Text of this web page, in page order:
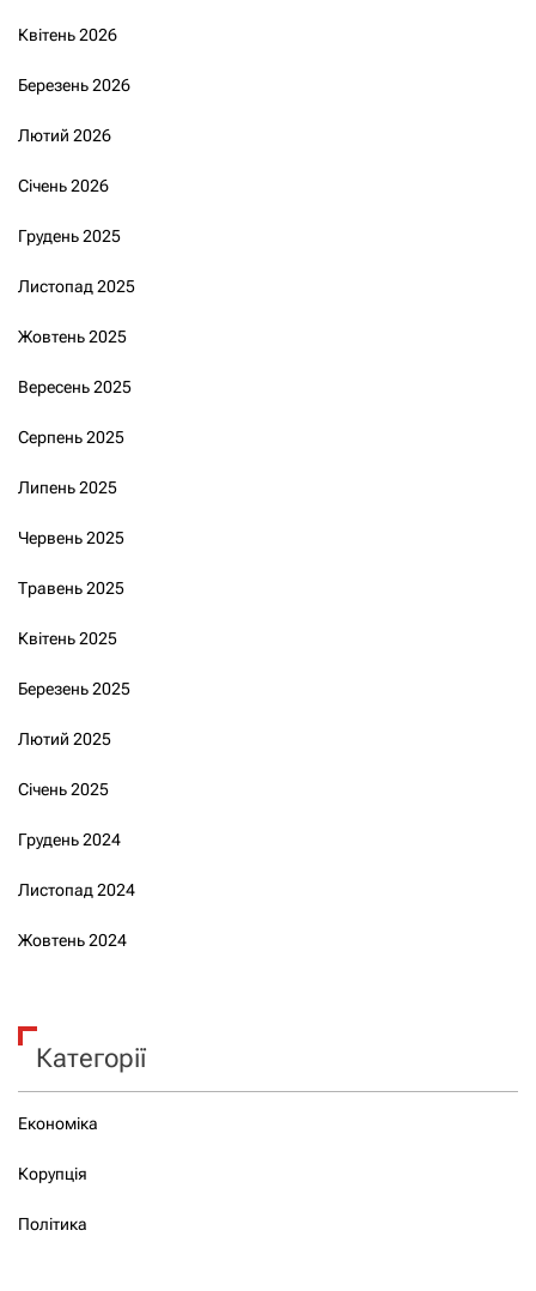
Квітень 2026
Березень 2026
Лютий 2026
Січень 2026
Грудень 2025
Листопад 2025
Жовтень 2025
Вересень 2025
Серпень 2025
Липень 2025
Червень 2025
Травень 2025
Квітень 2025
Березень 2025
Лютий 2025
Січень 2025
Грудень 2024
Листопад 2024
Жовтень 2024
Категорії
Економіка
Корупція
Політика